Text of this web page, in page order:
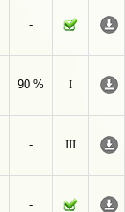
-
90 %
I
-
III
-